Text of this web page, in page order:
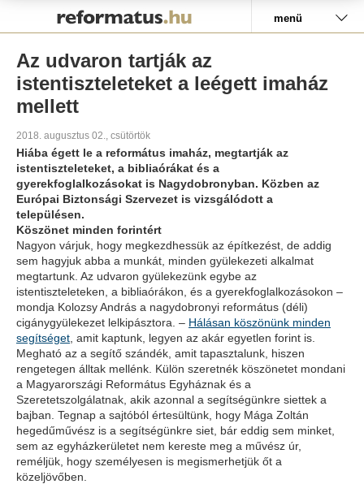
menü
Az udvaron tartják az
istentiszteleteket a leégett imaház
mellett
2018. augusztus 02., csütörtök
Hiába égett le a református imaház, megtartják az
istentiszteleteket, a bibliaórákat és a
gyerekfoglalkozásokat is Nagydobronyban. Közben az
Európai Biztonsági Szervezet is vizsgálódott a
településen.
Köszönet minden forintért
Nagyon várjuk, hogy megkezdhessük az építkezést, de addig
sem hagyjuk abba a munkát, minden gyülekezeti alkalmat
megtartunk. Az udvaron gyülekezünk egybe az
istentiszteleteken, a bibliaórákon, és a gyerekfoglalkozásokon –
mondja Kolozsy András a nagydobronyi református (déli)
cigánygyülekezet lelkipásztora. – Hálásan köszönünk minden
segítséget , amit kaptunk, legyen az akár egyetlen forint is.
Megható az a segítő szándék, amit tapasztalunk, hiszen
rengetegen álltak mellénk. Külön szeretnék köszönetet mondani
a Magyarországi Református Egyháznak és a
Szeretetszolgálatnak, akik azonnal a segítségünkre siettek a
bajban. Tegnap a sajtóból értesültünk, hogy Mága Zoltán
hegedűművész is a segítségünkre siet, bár eddig sem minket,
sem az egyházkerületet nem kereste meg a művész úr,
reméljük, hogy személyesen is megismerhetjük őt a
közeljövőben.